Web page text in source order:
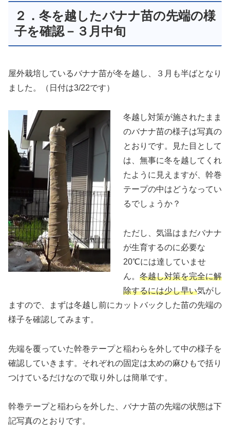
２．冬を越したバナナ苗の先端の様
子を確認－３月中旬
屋外栽培しているバナナ苗が冬を越し、３月も半ばとなり
ました。（日付は3/22です）
冬越し対策が施されたまま
のバナナ苗の様子は写真の
とおりです。見た目として
は、無事に冬を越してくれ
たように見えますが、幹巻
テープの中はどうなってい
るでしょうか？
ただし、気温はまだバナナ
が生育するのに必要な
20℃には達していませ
ん。 冬越し対策を完全に解
除するには少し早い気がし
ますので、まずは冬越し前にカットバックした苗の先端の
様子を確認してみます。
先端を覆っていた幹巻テープと稲わらを外して中の様子を
確認していきます。それぞれの固定は太めの麻ひもで括り
つけているだけなので取り外しは簡単です。
幹巻テープと稲わらを外した、バナナ苗の先端の状態は下
記写真のとおりです。